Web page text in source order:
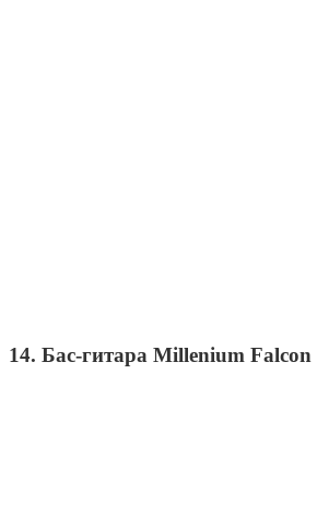
14. Бас-гитара Millenium Falcon